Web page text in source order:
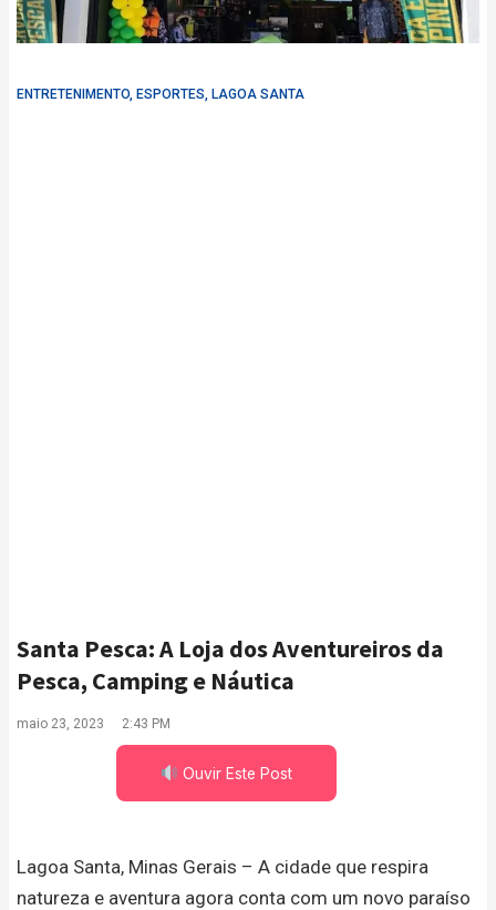
ENTRETENIMENTO, ESPORTES, LAGOA SANTA
Santa Pesca: A Loja dos Aventureiros da
Pesca, Camping e Náutica
maio 23, 2023 2:43 PM
Ouvir Este Post
Lagoa Santa, Minas Gerais – A cidade que respira
natureza e aventura agora conta com um novo paraíso